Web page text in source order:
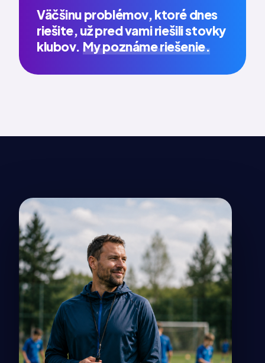
Väčšinu problémov, ktoré dnes
riešite, už pred vami riešili stovky
klubov. My poznáme riešenie.